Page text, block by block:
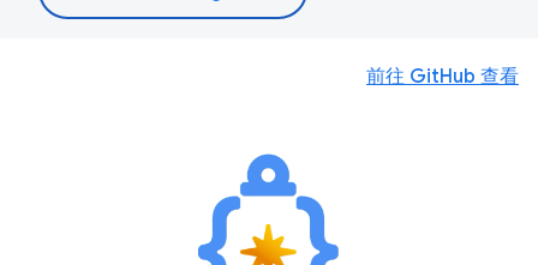
前往 GitHub 查看